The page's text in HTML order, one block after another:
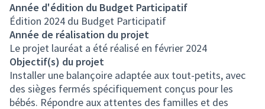
Année d'édition du Budget Participatif
Édition 2024 du Budget Participatif
Année de réalisation du projet
Le projet lauréat a été réalisé en février 2024
Objectif(s) du projet
Installer une balançoire adaptée aux tout-petits, avec
des sièges fermés spécifiquement conçus pour les
bébés. Répondre aux attentes des familles et des